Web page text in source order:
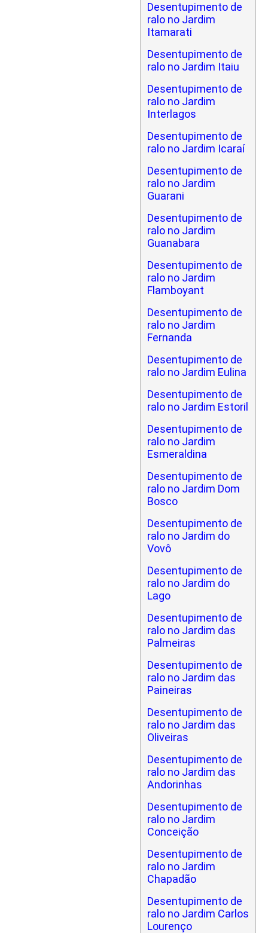
Desentupimento de
ralo no Jardim
Itamarati
Desentupimento de
ralo no Jardim Itaiu
Desentupimento de
ralo no Jardim
Interlagos
Desentupimento de
ralo no Jardim Icaraí
Desentupimento de
ralo no Jardim
Guarani
Desentupimento de
ralo no Jardim
Guanabara
Desentupimento de
ralo no Jardim
Flamboyant
Desentupimento de
ralo no Jardim
Fernanda
Desentupimento de
ralo no Jardim Eulina
Desentupimento de
ralo no Jardim Estoril
Desentupimento de
ralo no Jardim
Esmeraldina
Desentupimento de
ralo no Jardim Dom
Bosco
Desentupimento de
ralo no Jardim do
Vovô
Desentupimento de
ralo no Jardim do
Lago
Desentupimento de
ralo no Jardim das
Palmeiras
Desentupimento de
ralo no Jardim das
Paineiras
Desentupimento de
ralo no Jardim das
Oliveiras
Desentupimento de
ralo no Jardim das
Andorinhas
Desentupimento de
ralo no Jardim
Conceição
Desentupimento de
ralo no Jardim
Chapadão
Desentupimento de
ralo no Jardim Carlos
Lourenço